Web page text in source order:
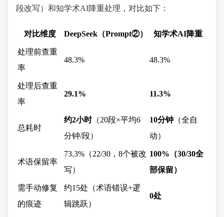
段改写）和知学术AI降重处理，对比如下：
对比维度 DeepSeek（Prompt②） 知学术AI降重
处理前查重
率
48.3% 48.3%
处理后查重
率
29.1% 11.3%
总耗时
约2小时（20段×平均6
分钟/段）
10分钟 （全自
动）
术语保留率
73.3%（22/30，8个被改
写）
100%（30/30全
部保留）
需手动修复
的痕迹
约15处（术语错误+逻
辑跳跃）
0处